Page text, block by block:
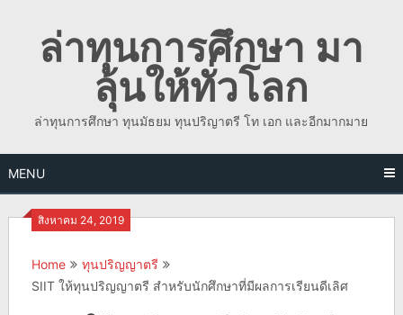
contentล่าทุนการศึกษา มา
ลุ้นให้ทั่วโลก
ล่าทุนการศึกษา ทุนมัธยม ทุนปริญาตรี โท เอก และอีกมากมาย
MENU
สิงหาคม 24, 2019
Home
ทุนปริญญาตรี
SIIT ให้ทุนปริญญาตรี สำหรับนักศึกษาที่มีผลการเรียนดีเลิศ